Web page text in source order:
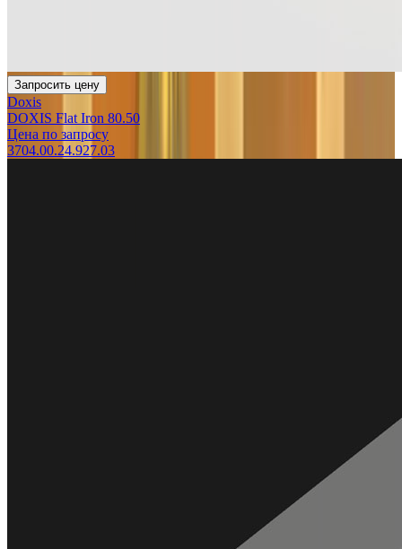
Запросить цену
Doxis
DOXIS Flat Iron 80.50
Цена по запросу
3704.00.24.927.03